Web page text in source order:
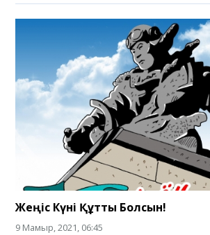
Жеңіс Күні Құтты Болсын!
9 Мамыр, 2021, 06:45